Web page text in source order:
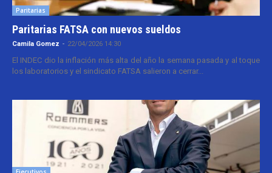
Paritarias
Paritarias FATSA con nuevos sueldos
Camila Gomez - 22/04/2026 14:30
El INDEC dio la inflación más alta del año la semana pasada y al toque
los laboratorios y el sindicato FATSA salieron a cerrar...